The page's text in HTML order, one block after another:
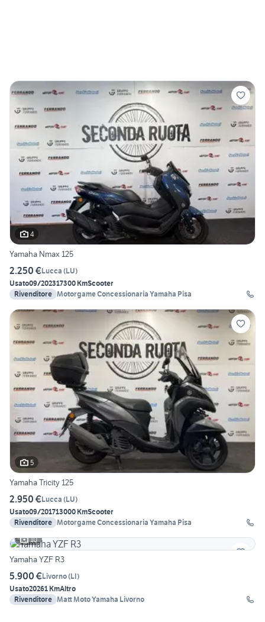
4
Yamaha Nmax 125
2.250 €Lucca (LU)
Usato09/202317300 KmScooter
Rivenditore Motorgame Concessionaria Yamaha Pisa
5
Yamaha Tricity 125
2.950 €Lucca (LU)
Usato09/201713000 KmScooter
Rivenditore Motorgame Concessionaria Yamaha Pisa
10
Yamaha YZF R3
5.900 €Livorno(LI)
Usato20261 KmAltro
Rivenditore Matt Moto Yamaha Livorno